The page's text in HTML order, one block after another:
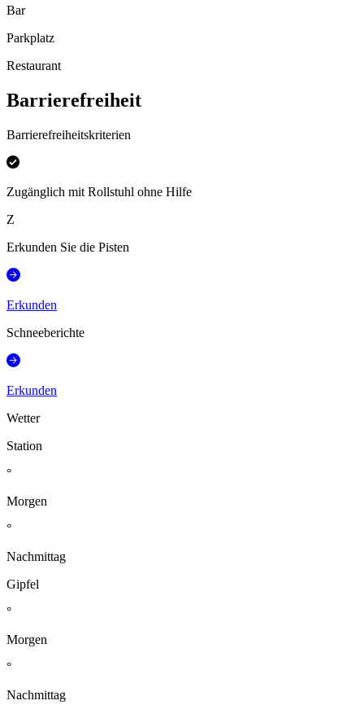
Bar
Parkplatz
Restaurant
Barrierefreiheit
Barrierefreiheitskriterien
Zugänglich mit Rollstuhl ohne Hilfe
Z
Erkunden Sie die Pisten
Erkunden
Schneeberichte
Erkunden
Wetter
Station
°
Morgen
°
Nachmittag
Gipfel
°
Morgen
°
Nachmittag